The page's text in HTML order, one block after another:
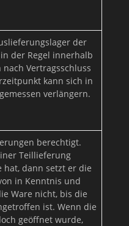
der
der Regel innerhalb
Vertragsschluss
kann sich in
verlängern.
berechtigt.
Teillieferung
hat, dann setzt er die
in Kenntnis und
Ware nicht, bis die
ist. Wenn die
geöffnet wurde,